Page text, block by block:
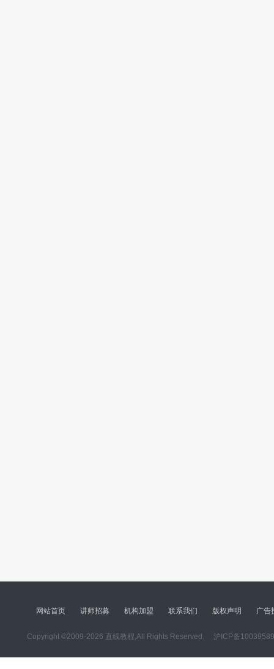
网站首页 讲师招募 机构加盟 联系我们 版权声明 广告
Copyright ©2009-2026 直线教程,All Rights Reserved. 沪ICP备